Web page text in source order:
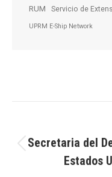
RUM Servicio de
UPRM E-Ship Network
navigation
Secretaria del
Estados